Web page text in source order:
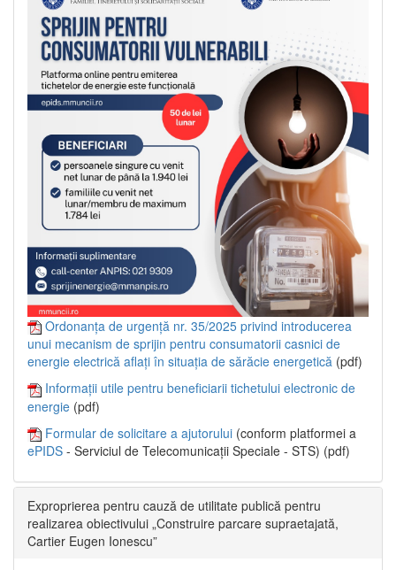
Ordonanța de urgență nr. 35/2025 privind introducerea
unui mecanism de sprijin pentru consumatorii casnici de
energie electrică aflați în situația de sărăcie energetică (pdf)
Informații utile pentru beneficiarii tichetului electronic de
energie (pdf)
Formular de solicitare a ajutorului (conform platformei a
ePIDS - Serviciul de Telecomunicații Speciale - STS) (pdf)
Exproprierea pentru cauză de utilitate publică pentru
realizarea obiectivului „Construire parcare supraetajată,
Cartier Eugen Ionescu”